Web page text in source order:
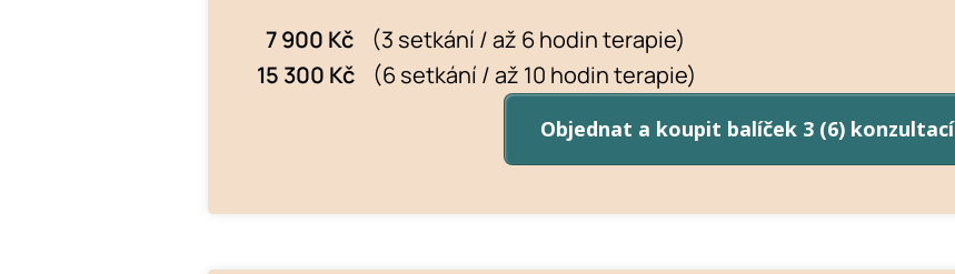
7 900 Kč (3 setkání / až 6 hodin terapie)
15 300 Kč
(6 setkání / až 10 hodin terapie)
Objednat a koupit balíček 3 (6) konzultací